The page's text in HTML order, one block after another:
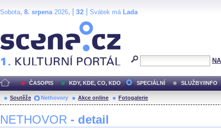
Sobota, 8. srpena2026, | 32 Svátek má Lada
ČASOPIS KDY, KDE, CO, KDO SPECIÁLNÍ SLUŽBY/INFO
Soutěže Nethovory Akce online Fotogalerie
NETHOVOR - detail